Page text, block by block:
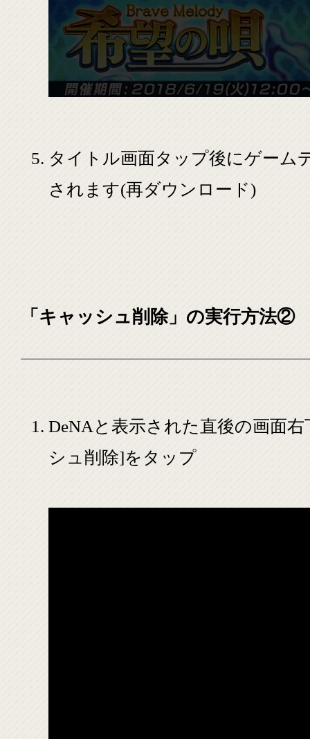
タイトル画面タップ後にゲーム
されます(再ダウンロード)
「キャッシュ削除」の実行方法②
DeNAと表示された直後の画面
シュ削除]をタップ